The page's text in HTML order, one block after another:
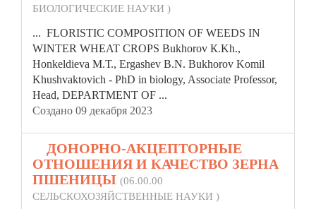
БИОЛОГИЧЕСКИЕ НАУКИ )
... FLORISTIC COMPOSITION OF WEEDS IN
WINTER WHEAT CROPS Bukhorov К.Kh.,
Honkeldieva М.Т., Ergashev B.N. Bukhorov Komil
Khushvaktovich - PhD in biology, Associate Professor,
Head, DEPARTMENT OF ...
Создано 09 декабря 2023
ДОНОРНО-АКЦЕПТОРНЫЕ
ОТНОШЕНИЯ И КАЧЕСТВО ЗЕРНА
ПШЕНИЦЫ (06.00.00
СЕЛЬСКОХОЗЯЙСТВЕННЫЕ НАУКИ )